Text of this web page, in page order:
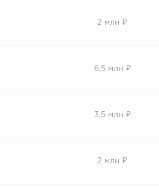
2 млн ₽
6,5 млн ₽
3,5 млн ₽
2 млн ₽